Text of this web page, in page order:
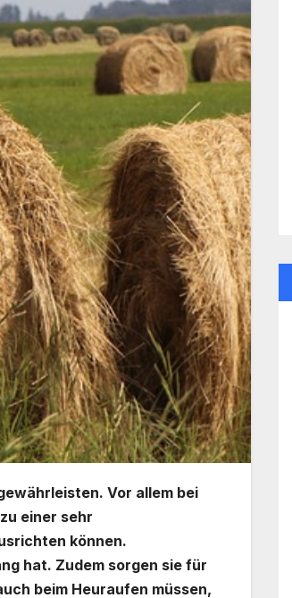
Vor allem bei
zu einer sehr
können.
hat. Zudem sorgen sie für
beim Heuraufen müssen,